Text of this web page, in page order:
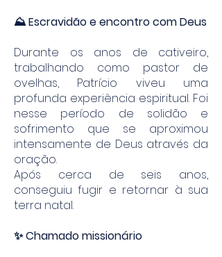
⛰️ Escravidão e encontro com Deus
Durante os anos de cativeiro,
trabalhando como pastor de
ovelhas, Patrício viveu uma
profunda experiência espiritual. Foi
nesse período de solidão e
sofrimento que se aproximou
intensamente de Deus através da
oração.
Após cerca de seis anos,
conseguiu fugir e retornar à sua
terra natal.
✨ Chamado missionário